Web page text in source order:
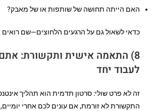
האם הייתה תחושה של שותפות או של מאבק?
כדאי לשאול גם על הרגעים הלחוצים—שם רואים
8) התאמה אישית ותקשורת:
לעבוד יחד
זה לא פרט שולי: סרטון תדמית הוא תהליך
התקשורת לא זורמת, אם עונים לכם אחרי